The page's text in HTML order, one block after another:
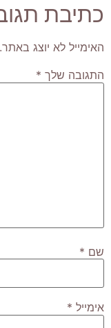
כתיבת
האימייל לא יוצג באתר.
התגובה שלך *
שם *
אימייל *